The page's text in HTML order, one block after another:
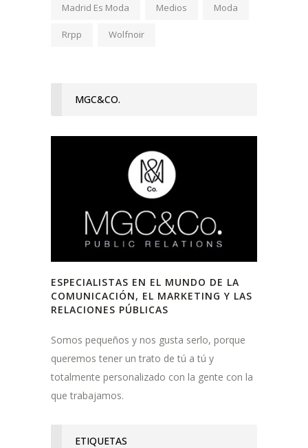
Madrid Es Moda Medios Moda
Rrpp Wolfnoir
MGC&CO.
ESPECIALISTAS EN EL MUNDO DE LA
COMUNICACIÓN, EL MARKETING Y LAS
RELACIONES PÚBLICAS
Somos pequeños y nos gusta serlo, porque
queremos tener un trato de tú a tú y
totalmente personalizado con la gente con la
que trabajamos.
ETIQUETAS